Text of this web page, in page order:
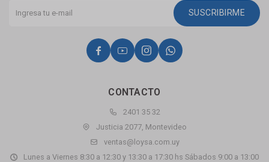
CONTACTO
2401 35 32
Justicia 2077, Montevideo
ventas@loysa.com.uy
Lunes a Viernes 8:30 a 12:30 y 13:30 a 17:30 hs Sábados 9:00 a 13:00
SUSCRIBIRME
   